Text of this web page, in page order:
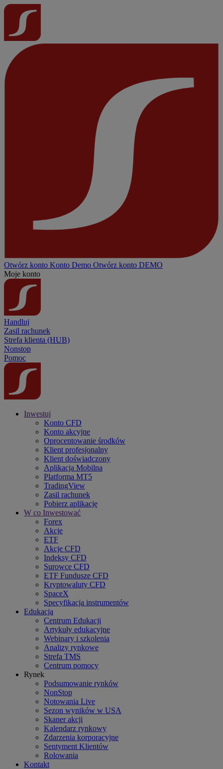
Otwórz konto Konto Demo Otwórz konto DEMO
Moje konto
Handluj
Zasil rachunek
Strefa klienta (HUB)
Nonstop
Pomoc
Inwestuj
Konto CFD
Konto akcyjne
Oprocentowanie środków
Klient profesjonalny
Klient doświadczony
Aplikacja Mobilna
Platforma MT5
TradingView
Zasil rachunek
Pobierz aplikację
W co Inwestować
Forex
Akcje
ETF
Akcje CFD
Indeksy CFD
Surowce CFD
ETF Fundusze CFD
Kryptowaluty CFD
SpaceX
Specyfikacja instrumentów
Edukacja
Centrum Edukacji
Artykuły edukacyjne
Webinary i szkolenia
Analizy rynkowe
Strefa TMS
Centrum pomocy
Rynek
Podsumowanie rynków
NonStop
Notowania Live
Sezon wyników w USA
Skaner akcji
Kalendarz rynkowy
Zdarzenia korporacyjne
Sentyment Klientów
Rolowania
Kontakt